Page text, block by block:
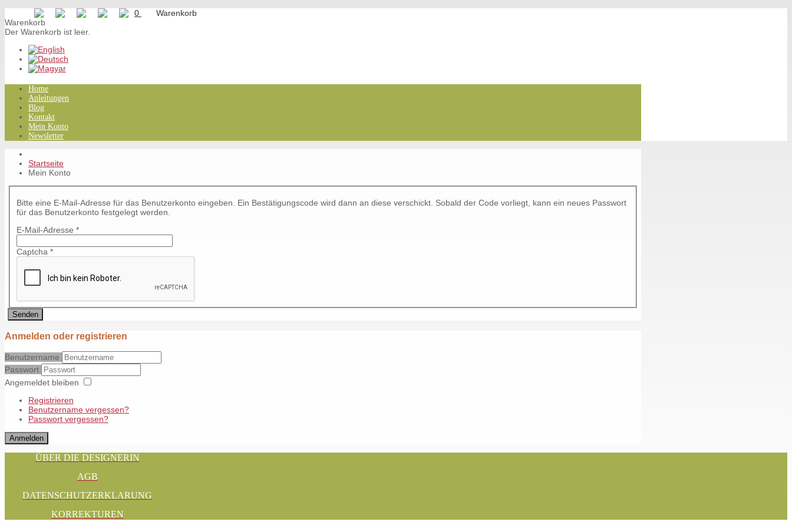
0
Warenkorb
Der Warenkorb ist leer.
Home
Anleitungen
Blog
Kontakt
Mein Konto
Newsletter
Startseite
Mein Konto
Bitte eine E-Mail-Adresse für das Benutzerkonto eingeben. Ein Bestätigungscode wird dann an diese verschickt. Sobald der Code vorliegt, kann ein neues Passwort
für das Benutzerkonto festgelegt werden.
E-Mail-Adresse *
Captcha *
Senden
Anmelden oder registrieren
Benutzername
Passwort
Angemeldet bleiben
Registrieren
Benutzername vergessen?
Passwort vergessen?
Anmelden
ÜBER DIE DESIGNERIN
AGB
DATENSCHUTZERKLARUNG
KORREKTUREN